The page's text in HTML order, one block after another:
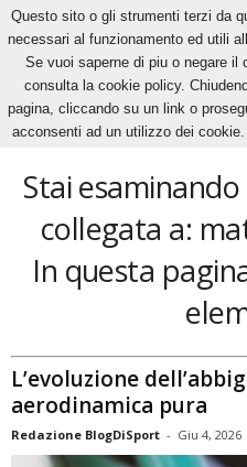
Home Tags Materiali innovativi
materiali
Stai
collegata a:
In questa
L’evoluzione
aerodinamica pura
Redazione BlogDiSport - Giu 4, 2026
Questo sito o gli strumenti terzi da
necessari al funzionamento ed utili
Se vuoi saperne di piu o negare
consulta la cookie policy.
pagina, cliccando su un link o
acconsenti ad un utilizzo dei cookie.